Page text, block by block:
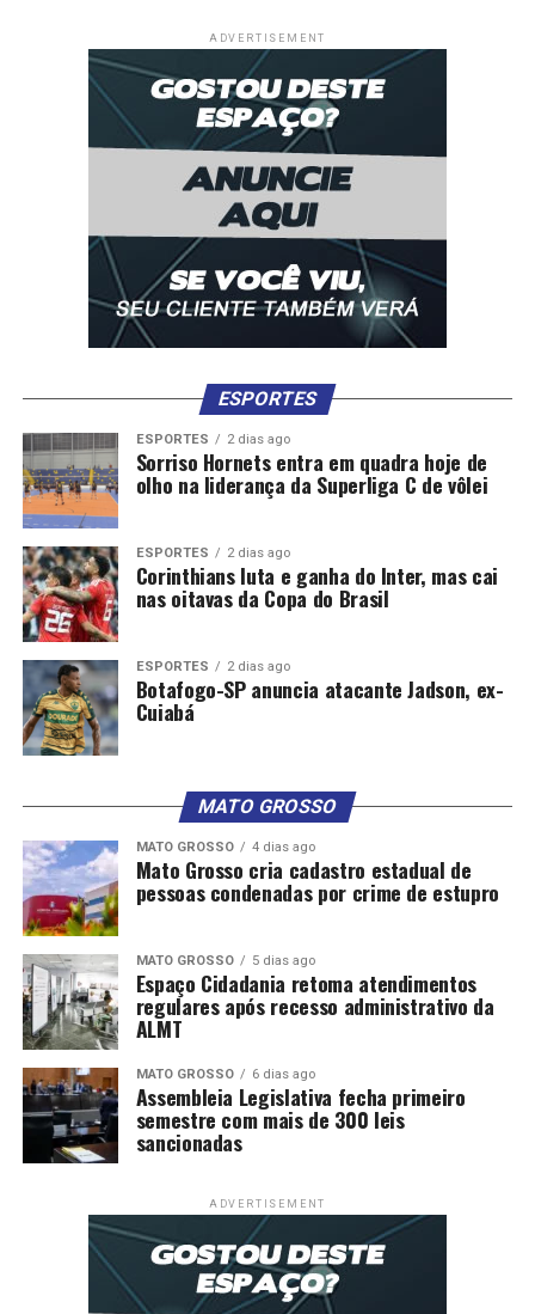
ADVERTISEMENT
ESPORTES
ESPORTES 2 dias ago
Sorriso Hornets entra em quadra hoje de
olho na liderança da Superliga C de vôlei
ESPORTES 2 dias ago
Corinthians luta e ganha do Inter, mas cai
nas oitavas da Copa do Brasil
ESPORTES 2 dias ago
Botafogo-SP anuncia atacante Jadson, ex-
Cuiabá
MATO GROSSO
MATO GROSSO 4 dias ago
Mato Grosso cria cadastro estadual de
pessoas condenadas por crime de estupro
MATO GROSSO 5 dias ago
Espaço Cidadania retoma atendimentos
regulares após recesso administrativo da
ALMT
MATO GROSSO 6 dias ago
Assembleia Legislativa fecha primeiro
semestre com mais de 300 leis
sancionadas
ADVERTISEMENT